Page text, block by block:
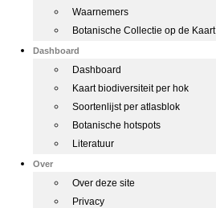
Waarnemers
Botanische Collectie op de Kaart
Dashboard
Dashboard
Kaart biodiversiteit per hok
Soortenlijst per atlasblok
Botanische hotspots
Literatuur
Over
Over deze site
Privacy